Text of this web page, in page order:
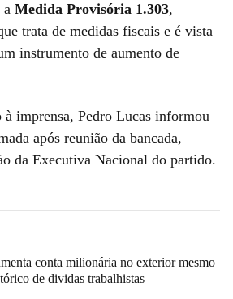
a Medida Provisória 1.303,
trata de medidas fiscais e é vista
instrumento de aumento de
imprensa, Pedro Lucas informou
após reunião da bancada,
da Executiva Nacional do partido.
conta milionária no exterior mesmo
de dividas trabalhistas